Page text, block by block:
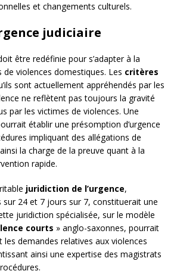
et changements culturels.
judiciaire
être redéfinie pour s’adapter à la
violences domestiques. Les critères
sont actuellement appréhendés par les
ne reflètent pas toujours la gravité
par les victimes de violences. Une
établir une présomption d’urgence
impliquant des allégations de
la charge de la preuve quant à la
rapide.
juridiction de l’urgence,
sur 24 et 7 jours sur 7, constituerait une
juridiction spécialisée, sur le modèle
courts » anglo-saxonnes, pourrait
demandes relatives aux violences
ainsi une expertise des magistrats